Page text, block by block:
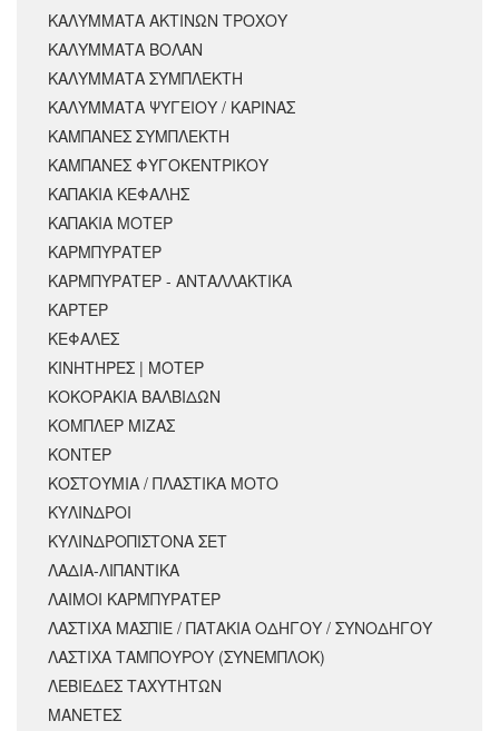
ΚΑΛΥΜΜΑΤΑ ΑΚΤΙΝΩΝ ΤΡΟΧΟΥ
ΚΑΛΥΜΜΑΤΑ ΒΟΛΑΝ
ΚΑΛΥΜΜΑΤΑ ΣΥΜΠΛΕΚΤΗ
ΚΑΛΥΜΜΑΤΑ ΨΥΓΕΙΟΥ / ΚΑΡΙΝΑΣ
ΚΑΜΠΑΝΕΣ ΣΥΜΠΛΕΚΤΗ
ΚΑΜΠΑΝΕΣ ΦΥΓΟΚΕΝΤΡΙΚΟΥ
ΚΑΠΑΚΙΑ ΚΕΦΑΛΗΣ
ΚΑΠΑΚΙΑ ΜΟΤΕΡ
ΚΑΡΜΠΥΡΑΤΕΡ
ΚΑΡΜΠΥΡΑΤΕΡ - ΑΝΤΑΛΛΑΚΤΙΚΑ
ΚΑΡΤΕΡ
ΚΕΦΑΛΕΣ
ΚΙΝΗΤΗΡΕΣ | ΜΟΤΕΡ
ΚΟΚΟΡΑΚΙΑ ΒΑΛΒΙΔΩΝ
ΚΟΜΠΛΕΡ ΜΙΖΑΣ
ΚΟΝΤΕΡ
ΚΟΣΤΟΥΜΙΑ / ΠΛΑΣΤΙΚΑ ΜΟΤΟ
ΚΥΛΙΝΔΡΟΙ
ΚΥΛΙΝΔΡΟΠΙΣΤΟΝΑ ΣΕΤ
ΛΑΔΙΑ-ΛΙΠΑΝΤΙΚΑ
ΛΑΙΜΟΙ ΚΑΡΜΠΥΡΑΤΕΡ
ΛΑΣΤΙΧΑ ΜΑΣΠΙΕ / ΠΑΤΑΚΙΑ ΟΔΗΓΟΥ / ΣΥΝΟΔΗΓΟΥ
ΛΑΣΤΙΧΑ ΤΑΜΠΟΥΡΟΥ (ΣΥΝΕΜΠΛΟΚ)
ΛΕΒΙΕΔΕΣ ΤΑΧΥΤΗΤΩΝ
ΜΑΝΕΤΕΣ